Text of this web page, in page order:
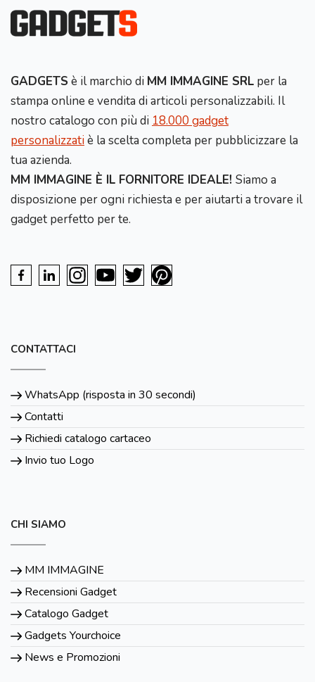
GADGETS è il marchio di MM IMMAGINE SRL per la
stampa online e vendita di articoli personalizzabili. Il
nostro catalogo con più di 18.000 gadget
personalizzatiè la scelta completa per pubblicizzare la
tua azienda.
MM IMMAGINE È IL FORNITORE IDEALE! Siamo a
disposizione per ogni richiesta e per aiutarti a trovare il
gadget perfetto per te.
CONTATTACI
WhatsApp (risposta in 30 secondi)
Contatti
Richiedi catalogo cartaceo
Invio tuo Logo
CHI SIAMO
MM IMMAGINE
Recensioni Gadget
Catalogo Gadget
Gadgets Yourchoice
News e Promozioni